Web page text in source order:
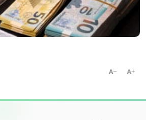
A A